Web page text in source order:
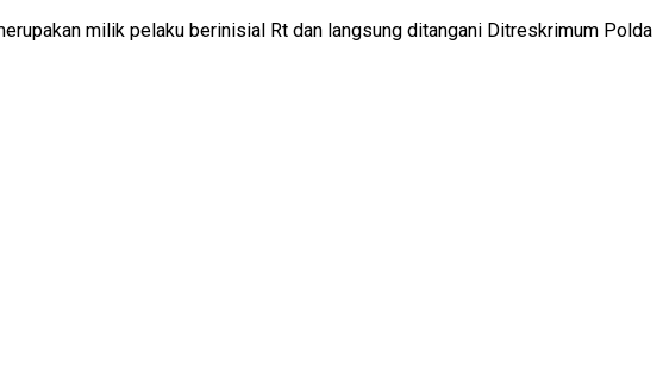
milik pelaku berinisial Rt dan langsung ditangani Ditreskrimum Polda